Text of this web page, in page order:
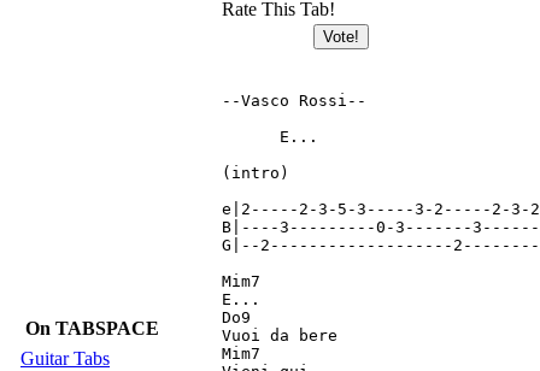
On TABSPACE
Guitar Tabs
Rate This Tab!
--Vasco Rossi--
      E...
(intro)
e|2-----2-3-5-3-----3-2-----2-3-
B|----3---------0-3-------
G|--2-------------------
Mim7
E...
Do9
Vuoi da bere
Mim7